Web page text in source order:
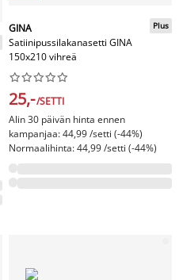
GINA
Satiinipussilakanasetti GINA
150x210 vihreä
Plus






25,-/SETTI
Alin 30 päivän hinta ennen
kampanjaa: 44,99 /setti (-44%)
Normaalihinta: 44,99 /setti (-44%)